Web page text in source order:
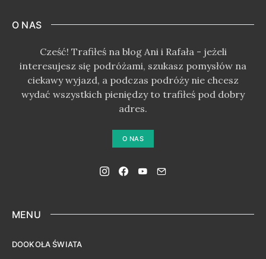
O NAS
Cześć! Trafiłeś na blog Ani i Rafała - jeżeli
interesujesz się podróżami, szukasz pomysłów na
ciekawy wyjazd, a podczas podróży nie chcesz
wydać wszystkich pieniędzy to trafiłeś pod dobry
adres.
O NAS
MENU
DOOKOŁA ŚWIATA